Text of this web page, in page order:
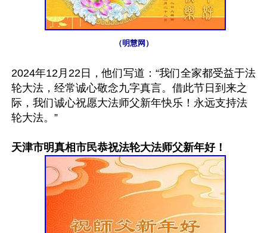
（明慧网）
2024年12月22日，他们写道：“我们全家都受益于法
轮大法，经常诚心敬念九字真言。借此节日到来之
际，我们诚心祝愿大法师父新年快乐！永远支持法
轮大法。”
天津市明真相市民恭祝法轮大法师父新年好！